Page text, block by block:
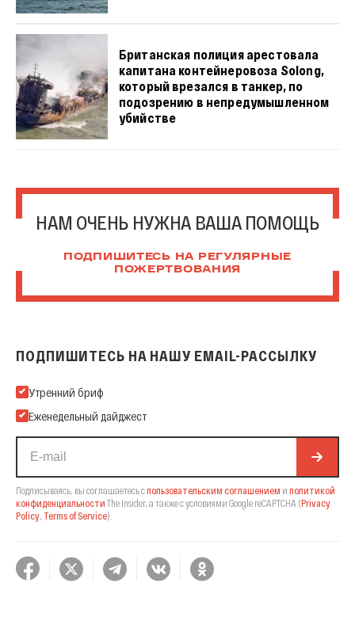
Британская полиция арестовала
капитана контейнеровоза Solong,
который врезался в танкер, по
подозрению в непредумышленном
убийстве
НАМ ОЧЕНЬ НУЖНА ВАША ПОМОЩЬ
ПОДПИШИТЕСЬ НА РЕГУЛЯРНЫЕ
ПОЖЕРТВОВАНИЯ
ПОДПИШИТЕСЬ НА НАШУ EMAIL-РАССЫЛКУ
Подпишитесь на нашу Email-рассылку
Утренний бриф
Еженедельный дайджест
Подписываясь, вы соглашаетесь спользовательским соглашением и политикой
конфиденциальности The Insider, а также с условиями Google reCAPTCHA (Privacy
Policy Terms of Service).